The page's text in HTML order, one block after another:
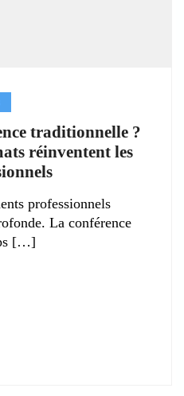
traditionnelle ?
réinventent les
professionnels
La conférence